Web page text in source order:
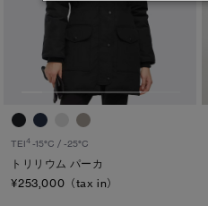
TEI4 -15°C / -25°C
トリリウム パーカ
¥253,000（tax in）